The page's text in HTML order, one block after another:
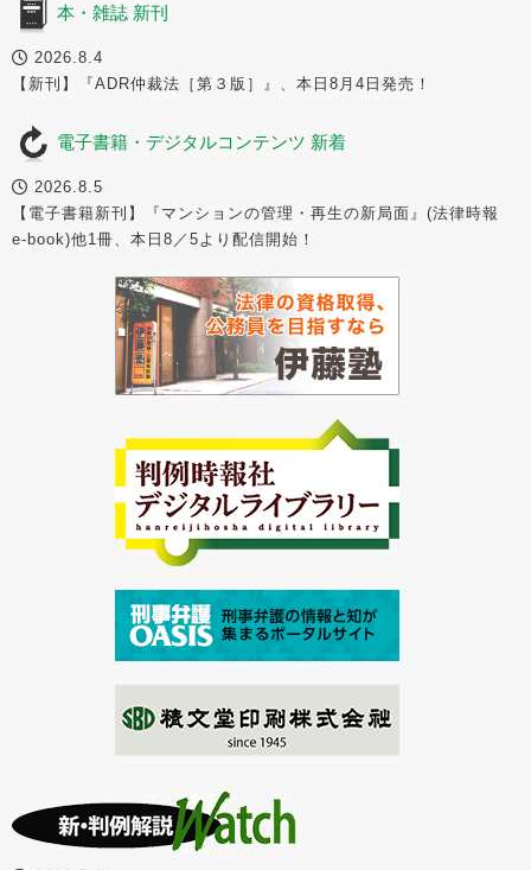
本・雑誌 新刊
2026.8.4
【新刊】『ADR仲裁法［第３版］』、本日8月4日発売！
電子書籍・デジタルコンテンツ 新着
2026.8.5
【電子書籍新刊】『マンションの管理・再生の新局面』(法律時報
e-book)他1冊、本日8／5より配信開始！